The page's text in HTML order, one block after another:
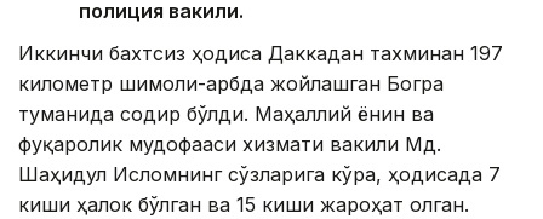
полиция вакили.
Иккинчи бахтсиз ҳодиса Даккадан тахминан 197
километр шимоли-ғарбда жойлашган Богра
туманида содир бўлди. Маҳаллий ёнғин ва
фуқаролик мудофааси хизмати вакили Мд.
Шаҳидул Исломнинг сўзларига кўра, ҳодисада 7
киши ҳалок бўлган ва 15 киши жароҳат олган.